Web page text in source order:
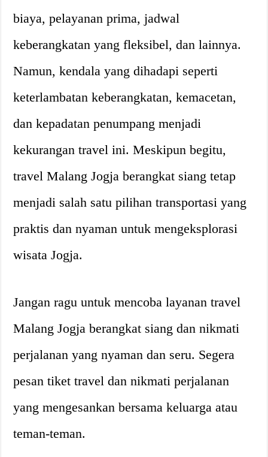
biaya, pelayanan prima, jadwal
keberangkatan yang fleksibel, dan lainnya.
Namun, kendala yang dihadapi seperti
keterlambatan keberangkatan, kemacetan,
dan kepadatan penumpang menjadi
kekurangan travel ini. Meskipun begitu,
travel Malang Jogja berangkat siang tetap
menjadi salah satu pilihan transportasi yang
praktis dan nyaman untuk mengeksplorasi
wisata Jogja.
Jangan ragu untuk mencoba layanan travel
Malang Jogja berangkat siang dan nikmati
perjalanan yang nyaman dan seru. Segera
pesan tiket travel dan nikmati perjalanan
yang mengesankan bersama keluarga atau
teman-teman.